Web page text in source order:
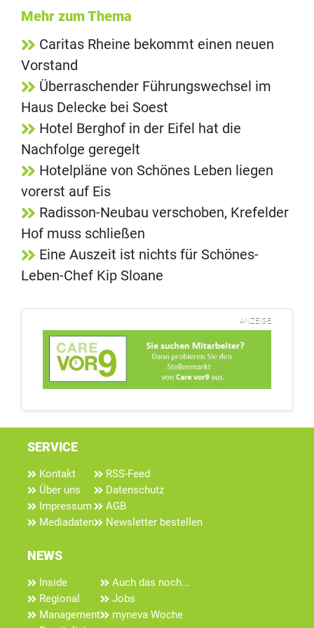
Mehr zum Thema
Caritas Rheine bekommt einen neuen
Vorstand
Überraschender Führungswechsel im
Haus Delecke bei Soest
Hotel Berghof in der Eifel hat die
Nachfolge geregelt
Hotelpläne von Schönes Leben liegen
vorerst auf Eis
Radisson-Neubau verschoben, Krefelder
Hof muss schließen
Eine Auszeit ist nichts für Schönes-
Leben-Chef Kip Sloane
ANZEIGE
SERVICE
Kontakt
Über uns
Impressum
Mediadaten
RSS-Feed
Datenschutz
AGB
Newsletter bestellen
NEWS
Inside
Regional
Management
Auch das noch...
Jobs
myneva Woche